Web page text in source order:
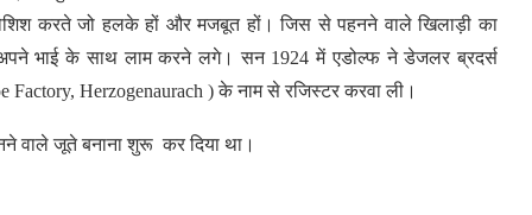
करते जो हलके हों और मजबूत हों। जिस से पहनने वाले खिलाड़ी का
भाई के साथ लाम करने लगे। सन 1924 में एडोल्फ ने डेजलर ब्रदर्स
Factory, Herzogenaurach ) के नाम से रजिस्टर करवा ली।
वाले जूते बनाना शुरू कर दिया था।